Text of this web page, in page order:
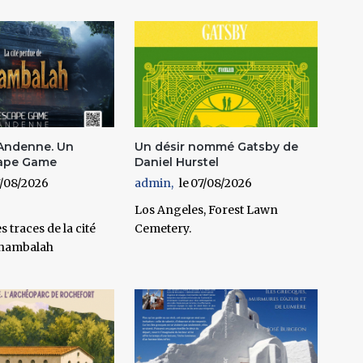
Un
Game
08/2026
traces de la cité
Un désir nommé Gatsby de
Daniel Hurstel
admin
07/08/2026
Los Angeles, Forest Lawn
Cemetery.